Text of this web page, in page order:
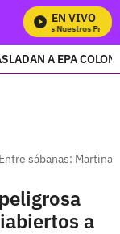
EN VIVO
Mira Todos Nuestros
A EPA
Entre sábanas:
a